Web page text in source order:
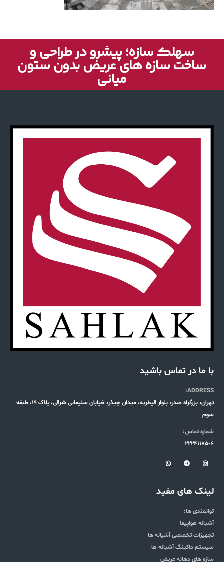
سهلک سازه؛ پیشرو در طراحی و
ساخت سازه های عریض بدون ستون
میانی
با ما در تماس باشید
ADDRESS:
تهران، بزرگراه صدر، بلوار قیطریه، میدان چیذر، خیابان سلیمانی شرقی، پلاک 19، طبقه
سوم
شماره تماس:
22241175-6
لینک های مفید
توانمندی ها:
آشیانه هواپیما
تجهیزات تخصصی آشیانه ها
سیستم داکینگ آشیانه ها
سازه های دهانه عریض